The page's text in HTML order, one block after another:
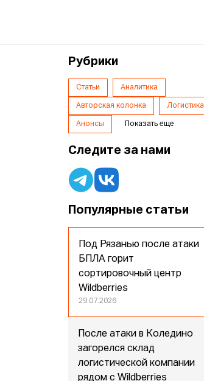
Рубрики
Статьи Аналитика
Авторская колонка Логистика
Анонсы Показать еще
Следите за нами
Популярные статьи
Под Рязанью после атаки
БПЛА горит
сортировочный центр
Wildberries
29.07.2026
После атаки в Коледино
загорелся склад
логистической компании
рядом с Wildberries